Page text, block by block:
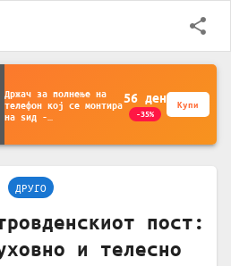
Држач за полнење на
телефон кој се монтира
на ѕид -
за чување на покрај
56 ден
-35%
Купи
ДРУГО
пост:
и телесно